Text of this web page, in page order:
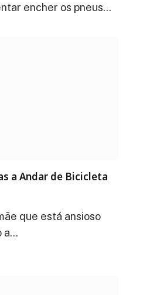
encher os pneus…
a Andar de Bicicleta
que está ansioso
a…